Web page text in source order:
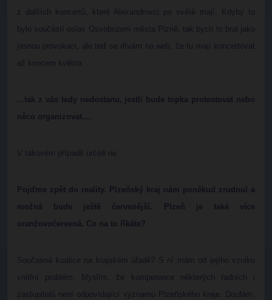
z dalších koncertů, které Alexandrovci po světě mají. Kdyby to
bylo součástí oslav Osvobození města Plzně, tak bych to bral jako
jasnou provokaci, ale teď se dívám na web, že tu mají koncertovat
až koncem května
...tak z vás tedy nedostanu, jestli bude topka protestovat nebo
něco organizovat....
V takovém případě určitě ne.
Pojďme zpět do reality. Plzeňský kraj nám poněkud zrudnul a
možná bude ještě červenější. Plzeň je také více
oranžovočervená. Co na to říkáte?
Současná koalice na krajském úřadě? S ní mám od jejího vzniku
vnitřní problém. Myslím, že kompetence některých radních i
zastupitelů není odpovídající významu Plzeňského kraje. Doufám,